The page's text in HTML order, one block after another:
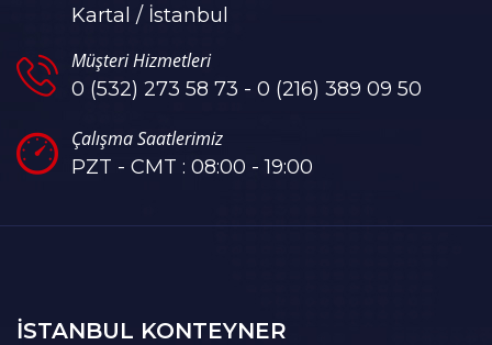
Kartal / İstanbul
Müşteri Hizmetleri
0 (532) 273 58 73 - 0 (216) 389 09 50
Çalışma Saatlerimiz
PZT - CMT : 08:00 - 19:00
ISTANBUL KONTEYNER